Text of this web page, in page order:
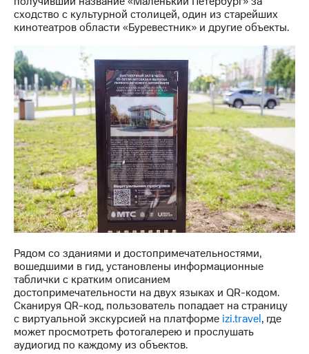
и акционерам
управление
Корпоративный
секретарь
Раскрытие
информации
Информация
акционерам
Документы
ПАО
"МТС"
Собрания
акционеров
Личный
кабинет
акционера
Акционерный
капитал
Контроль
и
аудит
Рынок
акций
сходство с культурной столицей, один из старейших
кинотеатров области «Буревестник» и другие объекты.
Рядом со зданиями и достопримечательностями,
вошедшими в гид, установлены информационные
таблички с кратким описанием
достопримечательности на двух языках и QR-кодом.
Сканируя QR-код, пользователь попадает на страницу
с виртуальной экскурсией на платформе izi.travel, где
может просмотреть фотогалерею и прослушать
аудиогид по каждому из объектов.